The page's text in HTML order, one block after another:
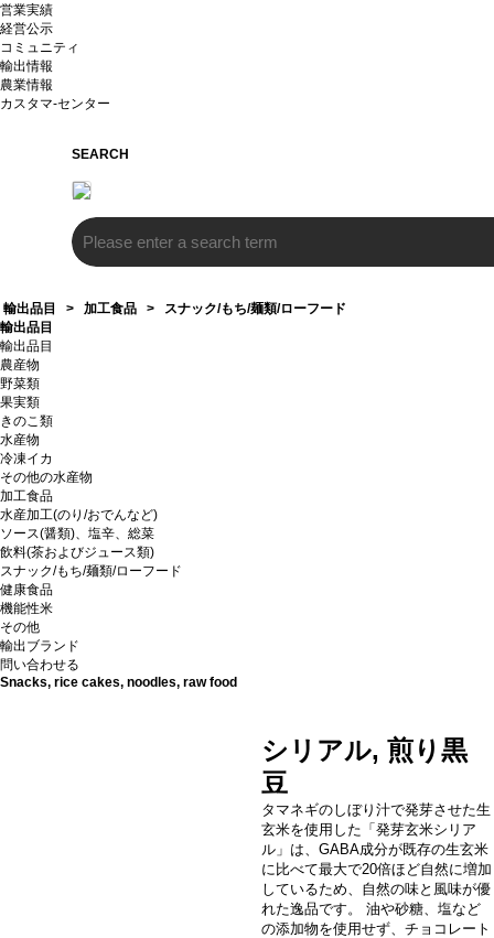
営業実績
経営公示
コミュニティ
輸出情報
農業情報
カスタマ-センター
SEARCH
輸出品目 > 加工食品 > スナック/もち/麺類/ローフード
輸出品目
輸出品目
農産物
野菜類
果実類
きのこ類
水産物
冷凍イカ
その他の水産物
加工食品
水産加工(のり/おでんなど)
ソース(醤類)、塩辛、総菜
飲料(茶およびジュース類)
スナック/もち/麺類/ローフード
健康食品
機能性米
その他
輸出ブランド
問い合わせる
Snacks, rice cakes, noodles, raw food
シリアル, 煎り黒
豆
タマネギのしぼり汁で発芽させた生
玄米を使用した「発芽玄米シリア
ル」は、GABA成分が既存の生玄米
に比べて最大で20倍ほど自然に増加
しているため、自然の味と風味が優
れた逸品です。 油や砂糖、塩など
の添加物を使用せず、チョコレート